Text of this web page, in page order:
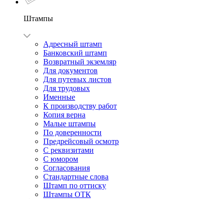
Штампы
Адресный штамп
Банковский штамп
Возвратный экземляр
Для документов
Для путевых листов
Для трудовых
Именные
К производству работ
Копия верна
Малые штампы
По доверенности
Предрейсовый осмотр
С реквизитами
С юмором
Согласования
Стандартные слова
Штамп по оттиску
Штампы ОТК